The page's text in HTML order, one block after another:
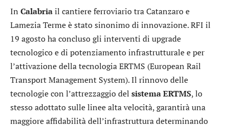
In Calabriail cantiere ferroviario tra Catanzaro e
Lamezia Terme è stato sinonimo di innovazione. RFI il
19 agosto ha concluso gli interventi di upgrade
tecnologico e di potenziamento infrastrutturale e per
l’attivazione della tecnologia ERTMS (European Rail
Transport Management System). Il rinnovo delle
tecnologie con l’attrezzaggio del sistemaERTMS, lo
stesso adottato sulle linee alta velocità, garantirà una
maggiore affidabilità dell’infrastruttura determinando